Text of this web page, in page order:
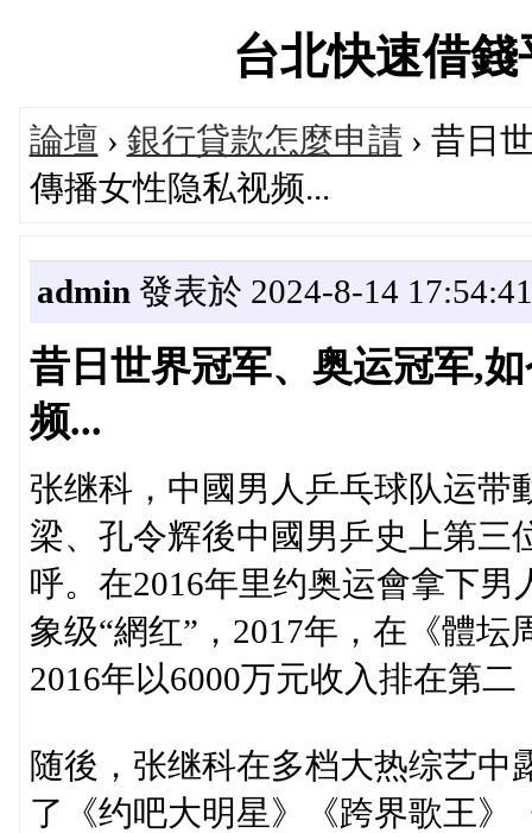
台北快速借
論壇 › 銀行貸款怎麼申請 › 昔日
傳播女性隐私视频...
admin 發表於 2024-8-14 17:54:41
昔日世界冠军、奥运冠军,
频...
张继科，中國男人乒乓球队运带
梁、孔令辉後中國男乒史上第三
呼。在2016年里约奥运會拿下
象级“網红”，2017年，在《體
2016年以6000万元收入排在第
随後，张继科在多档大热综艺中
了《约吧大明星》《跨界歌王》